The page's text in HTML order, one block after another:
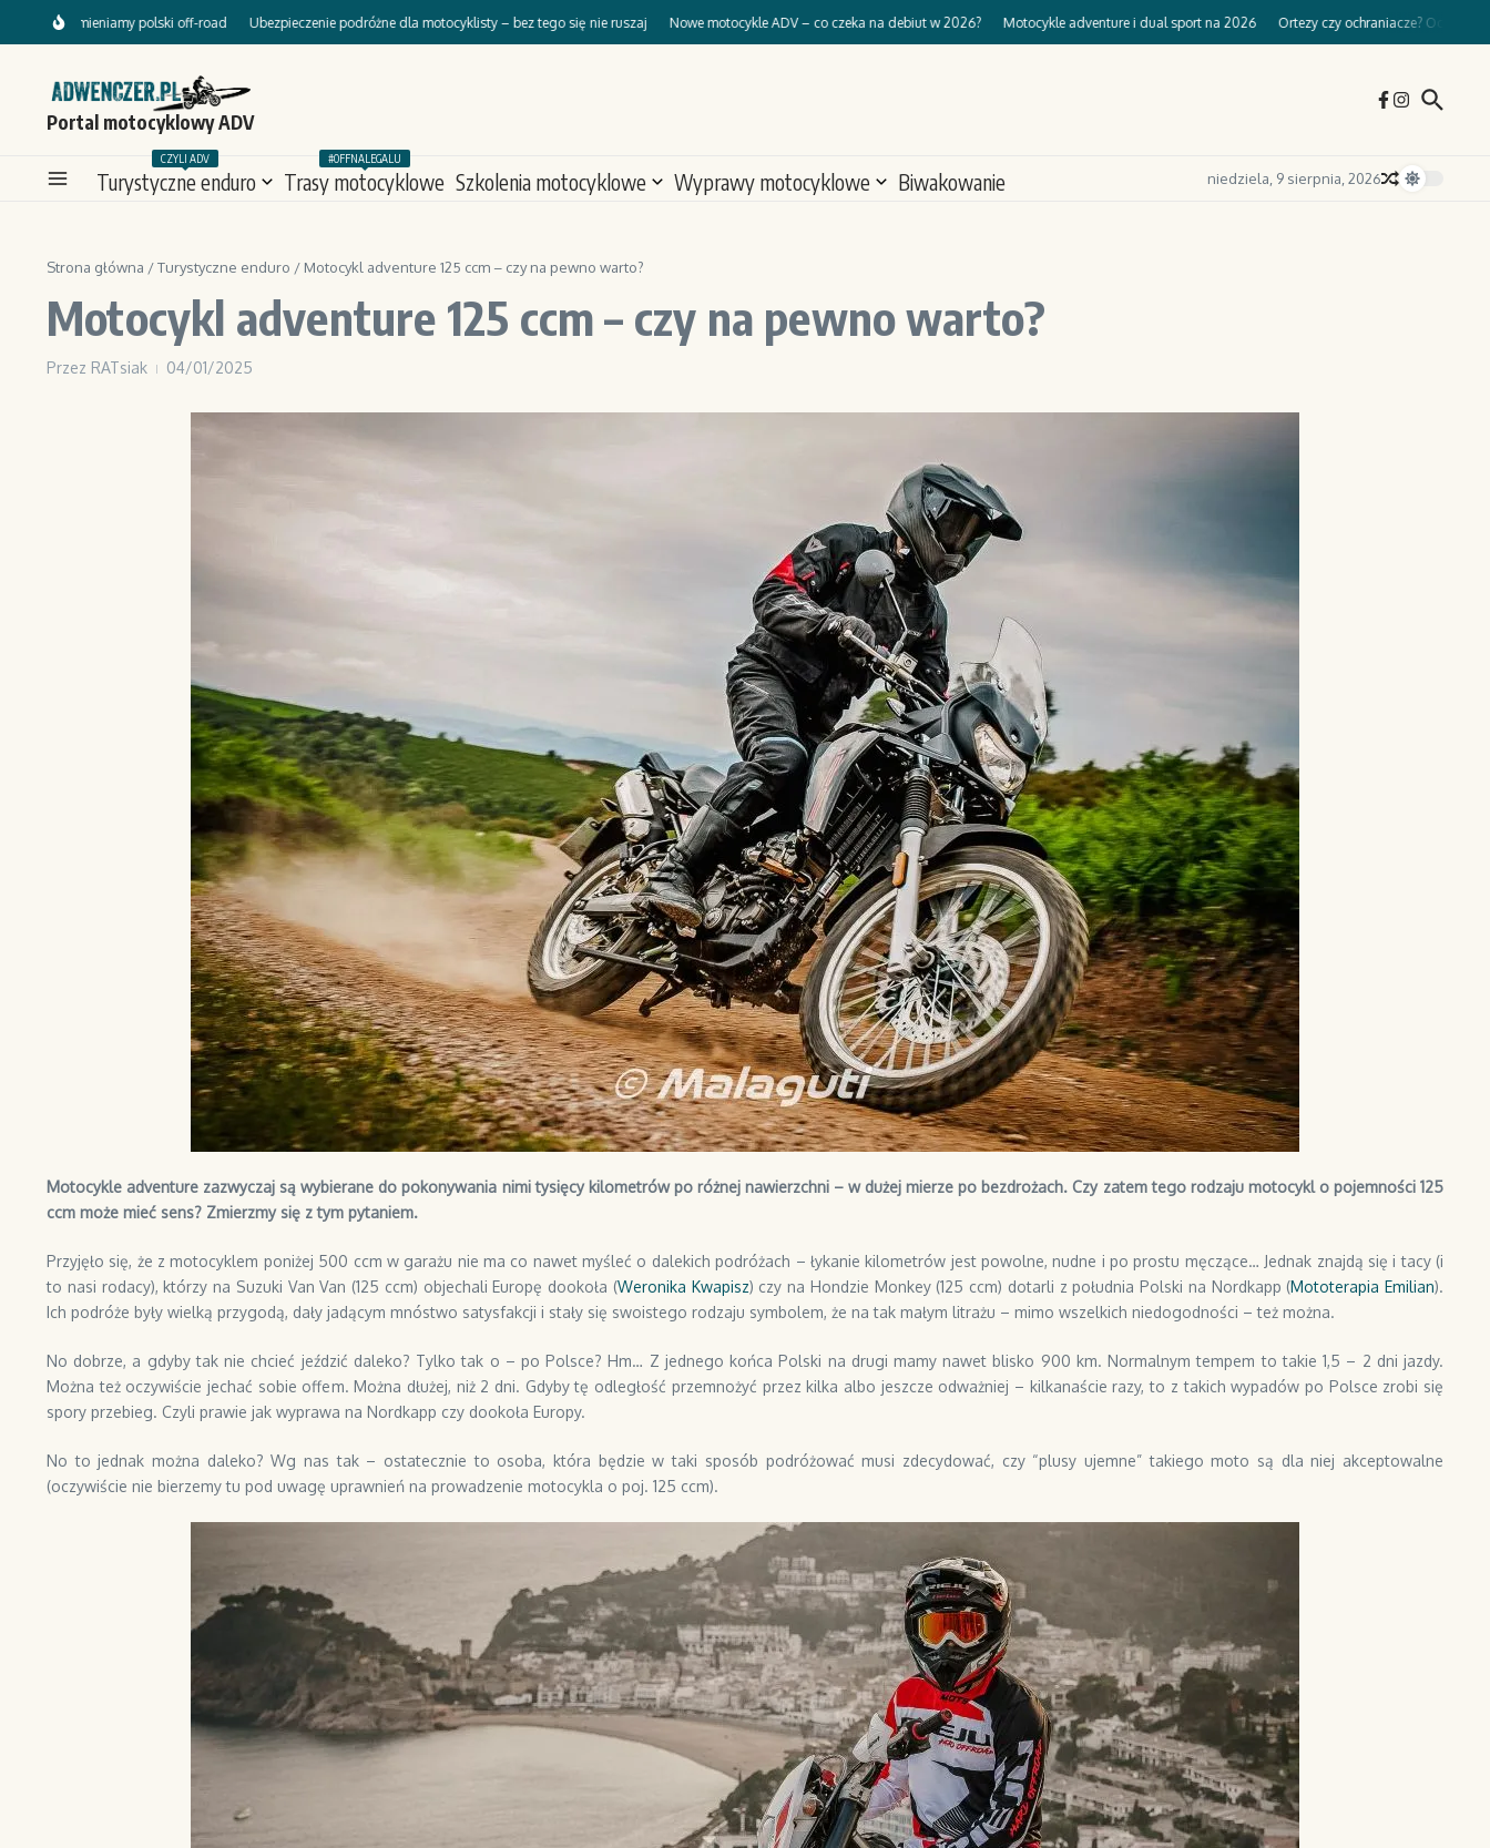
Przejdź do treści
zmieniamy polski off-road Ubezpieczenie podróżne dla motocyklisty – bez tego się nie ruszaj Nowe motocykle ADV – co czeka na debiut w 2026? Motocykle adventure i dual sport na 2026 Ortezy czy ochraniacze? Ochrona kolan w
Portal motocyklowy ADV
Turystyczne enduro
CZYLI ADV
Trasy motocyklowe
#OFFNALEGALU
Szkolenia motocyklowe Wyprawy motocyklowe Biwakowanie niedziela, 9 sierpnia, 2026
Strona główna /Turystyczne enduro / Motocykl adventure 125 ccm – czy na pewno warto?
Motocykl adventure 125 ccm – czy na pewno warto?
Przez RATsiak 04/01/2025
Motocykle adventure zazwyczaj są wybierane do pokonywania nimi tysięcy kilometrów po różnej nawierzchni – w dużej mierze po bezdrożach. Czy zatem tego rodzaju motocykl o pojemności 125
ccm może mieć sens? Zmierzmy się z tym pytaniem.
Przyjęło się, że z motocyklem poniżej 500 ccm w garażu nie ma co nawet myśleć o dalekich podróżach – łykanie kilometrów jest powolne, nudne i po prostu męczące… Jednak znajdą się i tacy (i
to nasi rodacy), którzy na Suzuki Van Van (125 ccm) objechali Europę dookoła (Weronika Kwapisz) czy na Hondzie Monkey (125 ccm) dotarli z południa Polski na Nordkapp (Mototerapia Emilian).
Ich podróże były wielką przygodą, dały jadącym mnóstwo satysfakcji i stały się swoistego rodzaju symbolem, że na tak małym litrażu – mimo wszelkich niedogodności – też można.
No dobrze, a gdyby tak nie chcieć jeździć daleko? Tylko tak o – po Polsce? Hm… Z jednego końca Polski na drugi mamy nawet blisko 900 km. Normalnym tempem to takie 1,5 – 2 dni jazdy.
Można też oczywiście jechać sobie offem. Można dłużej, niż 2 dni. Gdyby tę odległość przemnożyć przez kilka albo jeszcze odważniej – kilkanaście razy, to z takich wypadów po Polsce zrobi się
spory przebieg. Czyli prawie jak wyprawa na Nordkapp czy dookoła Europy.
No to jednak można daleko? Wg nas tak – ostatecznie to osoba, która będzie w taki sposób podróżować musi zdecydować, czy “plusy ujemne” takiego moto są dla niej akceptowalne
(oczywiście nie bierzemy tu pod uwagę uprawnień na prowadzenie motocykla o poj. 125 ccm).